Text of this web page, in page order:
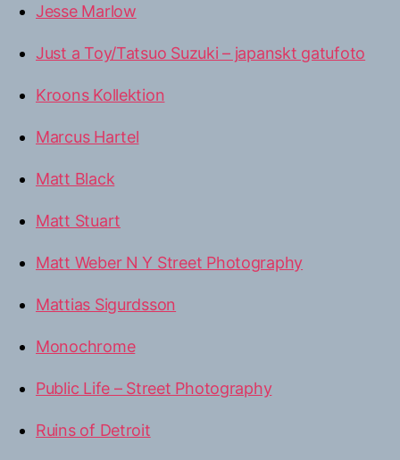
Jesse Marlow
Just a Toy/Tatsuo Suzuki – japanskt gatufoto
Kroons Kollektion
Marcus Hartel
Matt Black
Matt Stuart
Matt Weber N Y Street Photography
Mattias Sigurdsson
Monochrome
Public Life – Street Photography
Ruins of Detroit